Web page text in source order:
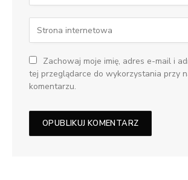
Zachowaj moje imię, adres e-mail i
tej przeglądarce do wykorzystania przy
komentarzu.